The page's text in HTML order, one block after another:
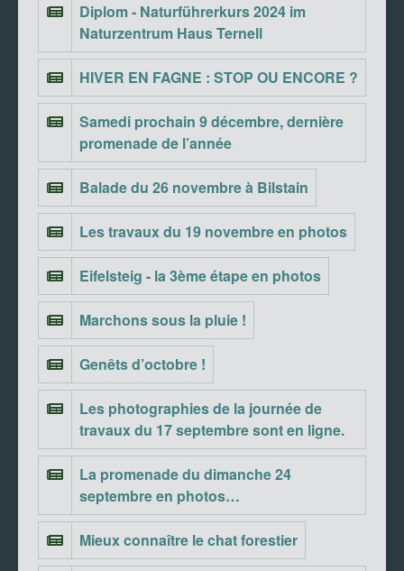
Diplom - Naturführerkurs 2024 im
Naturzentrum Haus Ternell
HIVER EN FAGNE : STOP OU ENCORE ?
Samedi prochain 9 décembre, dernière
promenade de l’année
Balade du 26 novembre à Bilstain
Les travaux du 19 novembre en photos
Eifelsteig - la 3ème étape en photos
Marchons sous la pluie !
Genêts d’octobre !
Les photographies de la journée de
travaux du 17 septembre sont en ligne.
La promenade du dimanche 24
septembre en photos…
Mieux connaître le chat forestier